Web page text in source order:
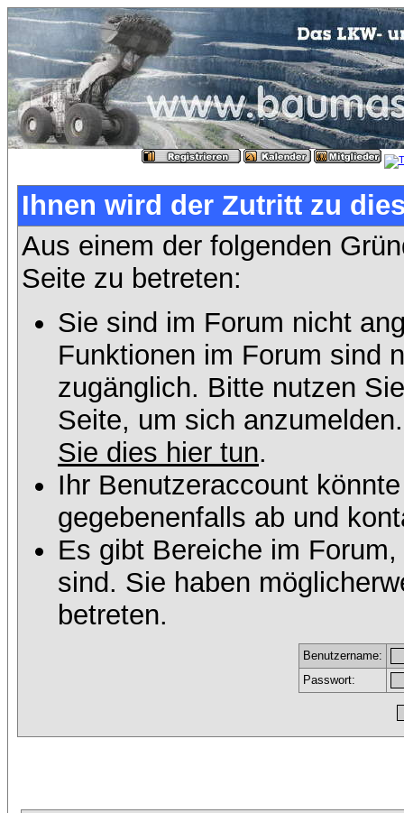
Ihnen wird der Zutritt zu
Aus einem der folgenden
Seite zu betreten:
Sie sind im Forum nicht
Funktionen im Forum sind
zugänglich. Bitte nutzen
Seite, um sich
Sie dies hier tun.
Ihr Benutzeraccount
gegebenenfalls ab und
Es gibt Bereiche im
sind. Sie haben
betreten.
Benutzername:
Passwort: